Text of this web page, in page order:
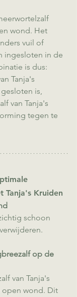
wond. Het
vuil of
ingesloten in de
is dus:
Tanja's
is,
van Tanja's
tegen te
Tanja's Kruiden
schoon
op de
van Tanja's
open wond. Dit